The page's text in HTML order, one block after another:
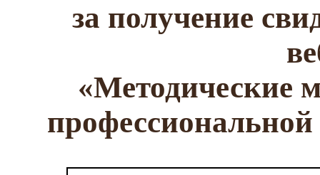
за получение
«Методические
профессиональной